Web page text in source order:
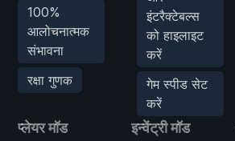
100%
आलोचनात्मक
संभावना
रक्षा गुणक
इंटरैक्टेबल्स
को हाइलाइट
करें
गेम स्पीड सेट
करें
प्लेयर मॉड इन्वेंट्री मॉड